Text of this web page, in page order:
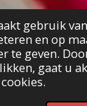
gebruik
en op
te geven.
gaat u